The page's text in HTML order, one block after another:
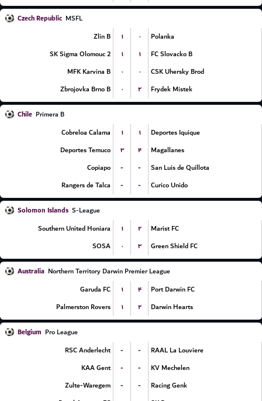
Czech Republic MSFL
Zlin B
۱ ۰
Polanka
SK Sigma Olomouc 2
۱ ۱
FC Slovacko B
MFK Karvina B
۰ ۰
CSK Uhersky Brod
Zbrojovka Brno B
۰ ۲ Frydek Mistek
Chile Primera B
Cobreloa Calama
۱ ۱
Deportes Iquique
Deportes Temuco
۳ ۴
Magallanes
Copiapo
- -
San Luis de Quillota
Rangers de Talca
- - Curico Unido
Solomon Islands S-League
Southern United Honiara
۱ ۲
Marist FC
SOSA
۰ ۳ Green Shield FC
Australia Northern Territory Darwin Premier League
Garuda FC
۱ ۴
Port Darwin FC
Palmerston Rovers
۱ ۲ Darwin Hearts
Belgium Pro League
RSC Anderlecht
- -
RAAL La Louviere
KAA Gent
- -
KV Mechelen
Zulte-Waregem
- -
Racing Genk